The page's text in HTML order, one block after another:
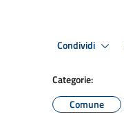
Condividi
Categorie:
Comune